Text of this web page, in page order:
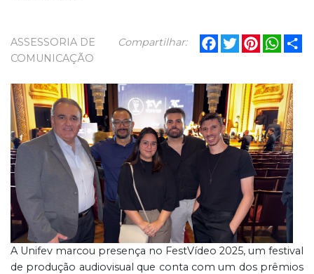
Compartilhar: Facebook
TwitterPinterest
ASSESSORIA DE
COMUNICAÇÃO
A Unifev marcou presença no FestVídeo 2025, um festival
de produção audiovisual que conta com um dos prêmios